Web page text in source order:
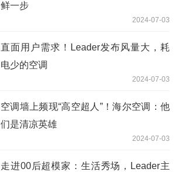
鲜一步
2024-07-03
直面用户需求！Leader发布风量大，耗
电少的空调
2024-07-03
空调墙上频现“高空超人”！海尔空调：他
们是清凉英雄
2024-07-03
走进00后超模家：生活秀场，Leader主